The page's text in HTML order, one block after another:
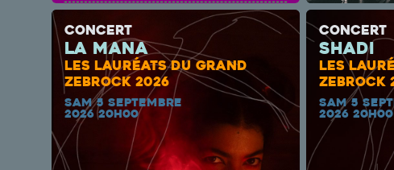
mpam
sam 12
Lotfi Attar
jeu 24
ADRIENNE
ven 25
Rose Béton
sam 26
CRASH TEST
sam 26
AGNÈS ET LENNY
sam 26
CONCERT
La Mana
LES LAURÉATS DU GRAND
ZEBROCK 2026
SAM 5 SEPTEMBRE
2026 20H00
CONCERT
Shadi
LES
ZEBROCK
SAM 5
2026 20H00